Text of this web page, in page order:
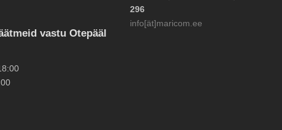
vastu Otepääl
296
info[ät]maricom.ee